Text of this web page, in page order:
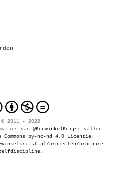
© 2011 - 2022
van @KrewinkelKrijst vallen
Commons by-nc-nd 4.0 Licentie.
projecten/brochure-
.